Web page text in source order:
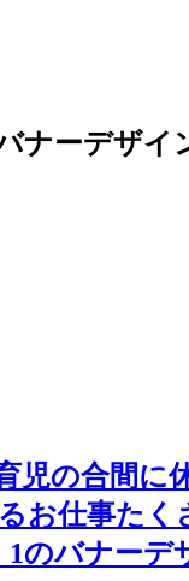
ナーデザイ
児の合間に
お仕事たく
のバナーデ